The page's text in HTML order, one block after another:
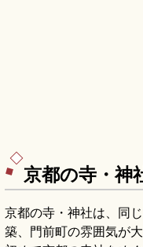
京都の寺・神
京都の寺・神社は、同
築、門前町の雰囲気が